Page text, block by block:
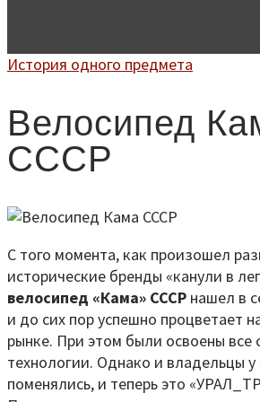
История одного предмета
Велосипед
СССР
С того момента, как произошел
исторические бренды «канули в
велосипед «Кама» СССР нашел в
и до сих пор успешно процветает
рынке. При этом были освоены все
технологии. Однако и владельцы
поменялись, и теперь это